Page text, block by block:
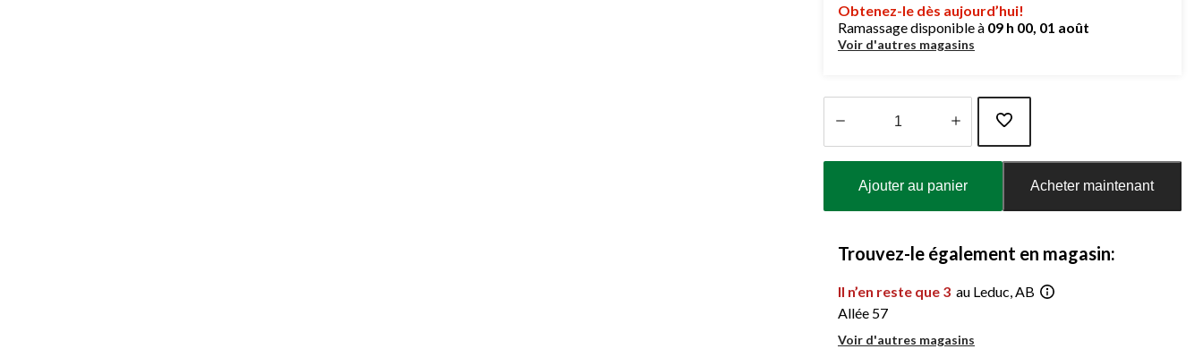
Obtenez-le dès aujourd’hui!
Ramassage disponible à 09 h 00, 01 août
Voir d'autres magasins
Ajouter au panier Acheter maintenant
Trouvez-le également en magasin:
Il n’en reste que 3 au Leduc, AB
Allée 57
Voir d'autres magasins